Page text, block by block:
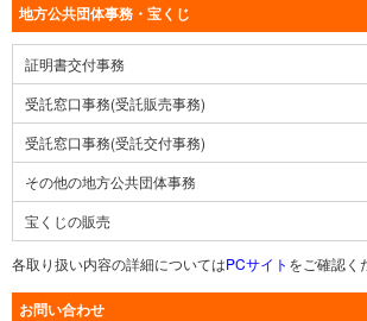
地方公共団体事務・宝くじ
証明書交付事務
受託窓口事務(受託販売事務)
受託窓口事務(受託交付事務)
その他の地方公共団体事務
宝くじの販売
各取り扱い内容の詳細についてはPCサイト をご確認く
お問い合わせ